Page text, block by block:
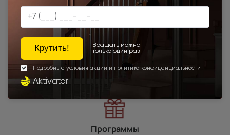
Наши преимущества
Программы